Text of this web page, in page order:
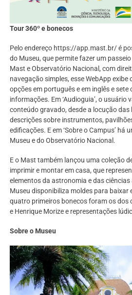
Tour 360º e bonecos
Pelo endereço https://app.mast.br/ é
do Museu, que permite fazer um
Mast e Observatório Nacional, com
navegação simples, esse WebApp exibe
opções em português e em inglês e sete
informações. Em ‘Audioguia’, o usuário
conteúdo gravado, desde a locução
descrições sobre instrumentos,
edificações. E em ‘Sobre o Campus’ há
Museu e do Observatório Nacional.
E o Mast também lançou uma coleção
imprimir e montar em casa, que
elementos da astronomia e das
Museu disponibiliza moldes para baixar
quatro primeiros bonecos foram os dos
e Henrique Morize e representações
Sobre o Museu